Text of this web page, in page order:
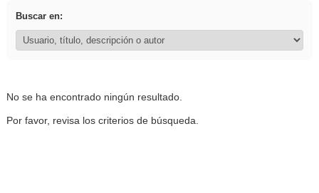
Buscar en:
No se ha encontrado ningún resultado.
Por favor, revisa los criterios de búsqueda.